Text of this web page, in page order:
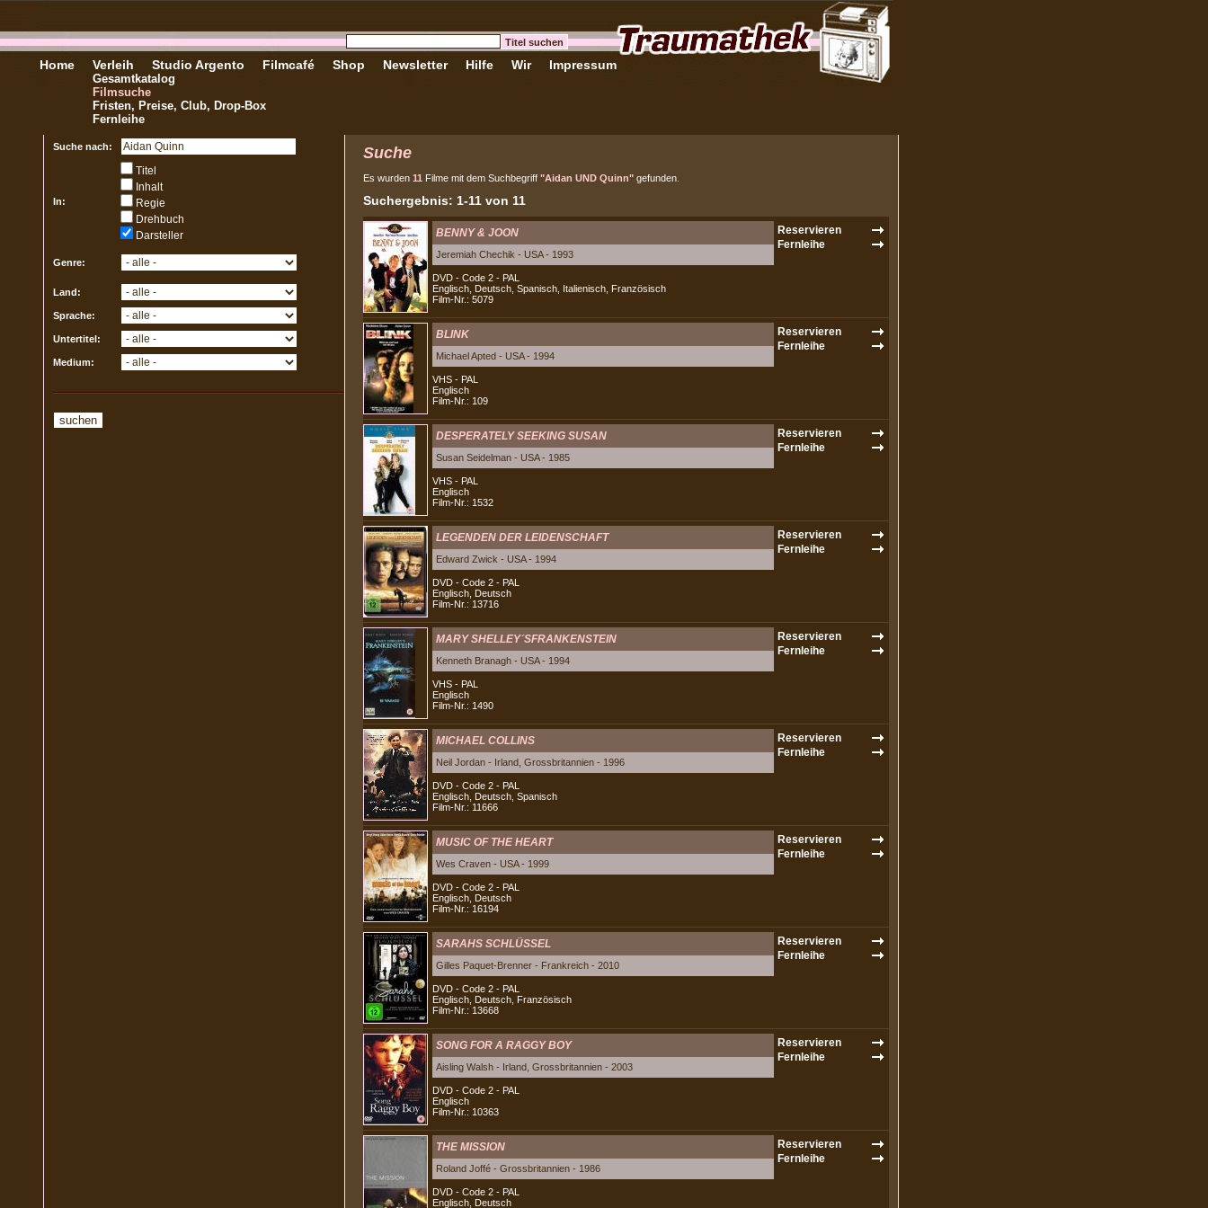
Home Verleih
Gesamtkatalog
Filmsuche
Fristen, Preise, Club, Drop-Box
Fernleihe
Studio Argento Filmcafé Shop Newsletter Hilfe Wir Impressum
Suche nach:
In:
Titel
Inhalt
Regie
Drehbuch
Darsteller
Genre:
Land:
Sprache:
Untertitel:
Medium:
Suche
Es wurden 11 Filme mit dem Suchbegriff "Aidan UND Quinn" gefunden.
Suchergebnis: 1-11 von 11
BENNY & JOON
Jeremiah Chechik - USA - 1993
DVD - Code 2 - PAL
Englisch, Deutsch, Spanisch, Italienisch, Französisch
Film-Nr.: 5079
BLINK
Michael Apted - USA - 1994
VHS - PAL
Englisch
Film-Nr.: 109
DESPERATELY SEEKING SUSAN
Susan Seidelman - USA - 1985
VHS - PAL
Englisch
Film-Nr.: 1532
LEGENDEN DER LEIDENSCHAFT
Edward Zwick - USA - 1994
DVD - Code 2 - PAL
Englisch, Deutsch
Film-Nr.: 13716
MARY SHELLEY´SFRANKENSTEIN
Kenneth Branagh - USA - 1994
VHS - PAL
Englisch
Film-Nr.: 1490
MICHAEL COLLINS
Neil Jordan - Irland, Grossbritannien - 1996
DVD - Code 2 - PAL
Englisch, Deutsch, Spanisch
Film-Nr.: 11666
MUSIC OF THE HEART
Wes Craven - USA - 1999
DVD - Code 2 - PAL
Englisch, Deutsch
Film-Nr.: 16194
SARAHS SCHLÜSSEL
Gilles Paquet-Brenner - Frankreich - 2010
DVD - Code 2 - PAL
Englisch, Deutsch, Französisch
Film-Nr.: 13668
SONG FOR A RAGGY BOY
Aisling Walsh - Irland, Grossbritannien - 2003
DVD - Code 2 - PAL
Englisch
Film-Nr.: 10363
THE MISSION
Roland Joffé - Grossbritannien - 1986
DVD - Code 2 - PAL
Englisch, Deutsch